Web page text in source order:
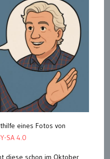
eines Fotos von
SA 4.0
diese schon im Oktober